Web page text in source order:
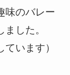
味のバレー
した。
います）